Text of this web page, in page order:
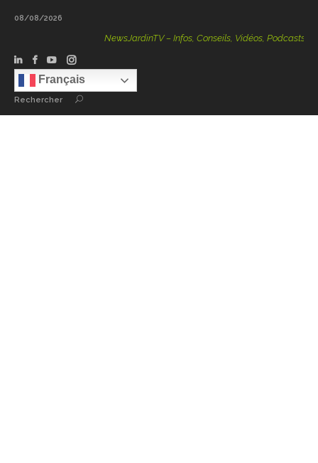
08/08/2026
NewsJardinTV – Infos, Conseils, Vidéos, Podcasts – 100
Français
Rechercher